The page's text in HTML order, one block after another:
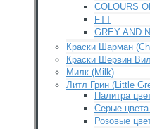
COLOURS
FTT
GREY AND
Краски Шарман
Краски Шервин
Милк (Milk)
Литл Грин (Little
Палитра
Серые
Розовые